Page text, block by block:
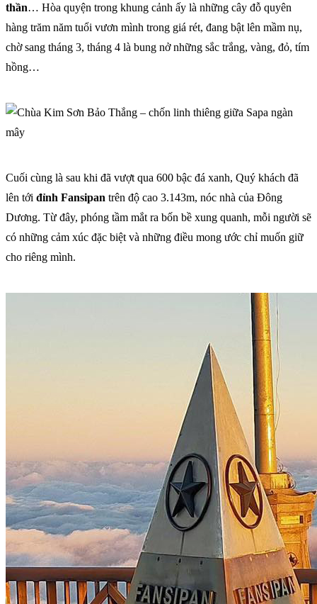
thần… Hòa quyện trong khung cảnh ấy là những cây đỗ quyên
hàng trăm năm tuổi vươn mình trong giá rét, đang bật lên mầm nụ,
chờ sang tháng 3, tháng 4 là bung nở những sắc trắng, vàng, đỏ, tím
hồng…
Cuối cùng là sau khi đã vượt qua 600 bậc đá xanh, Quý khách đã
lên tới đỉnh Fansipan trên độ cao 3.143m, nóc nhà của Đông
Dương. Từ đây, phóng tầm mắt ra bốn bề xung quanh, mỗi người sẽ
có những cảm xúc đặc biệt và những điều mong ước chỉ muốn giữ
cho riêng mình.